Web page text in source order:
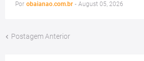
Por obaianao.com.br - August 05, 2026
Postagem Anterior